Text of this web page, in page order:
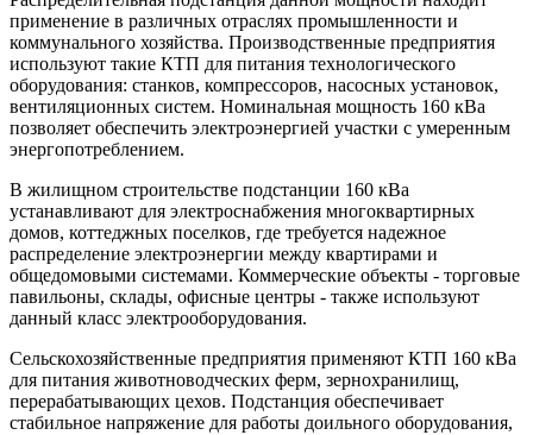
применение в различных отраслях промышленности и
коммунального хозяйства. Производственные предприятия
используют такие КТП для питания технологического
оборудования: станков, компрессоров, насосных установок,
вентиляционных систем. Номинальная мощность 160 кВа
позволяет обеспечить электроэнергией участки с умеренным
энергопотреблением.
В жилищном строительстве подстанции 160 кВа
устанавливают для электроснабжения многоквартирных
домов, коттеджных поселков, где требуется надежное
распределение электроэнергии между квартирами и
общедомовыми системами. Коммерческие объекты - торговые
павильоны, склады, офисные центры - также используют
данный класс электрооборудования.
Сельскохозяйственные предприятия применяют КТП 160 кВа
для питания животноводческих ферм, зернохранилищ,
перерабатывающих цехов. Подстанция обеспечивает
стабильное напряжение для работы доильного оборудования,